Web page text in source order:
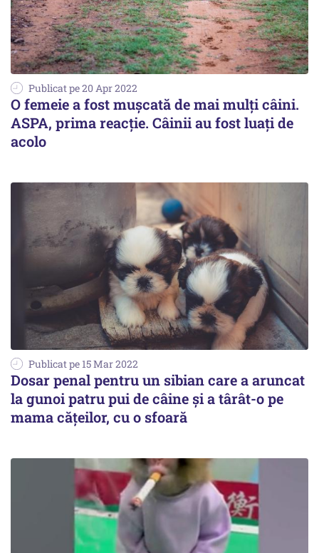
Publicat pe 20 Apr 2022
O femeie a fost mușcată de mai mulți câini.
ASPA, prima reacţie. Câinii au fost luaţi de
acolo
Publicat pe 15 Mar 2022
Dosar penal pentru un sibian care a aruncat
la gunoi patru pui de câine şi a târât-o pe
mama căţeilor, cu o sfoară